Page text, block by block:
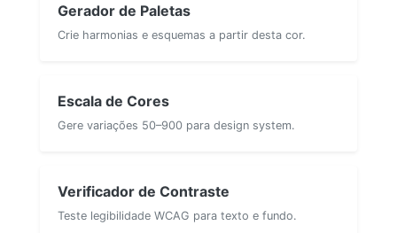
Gerador de Paletas
Crie harmonias e esquemas a partir desta cor.
Escala de Cores
Gere variações 50–900 para design system.
Verificador de Contraste
Teste legibilidade WCAG para texto e fundo.